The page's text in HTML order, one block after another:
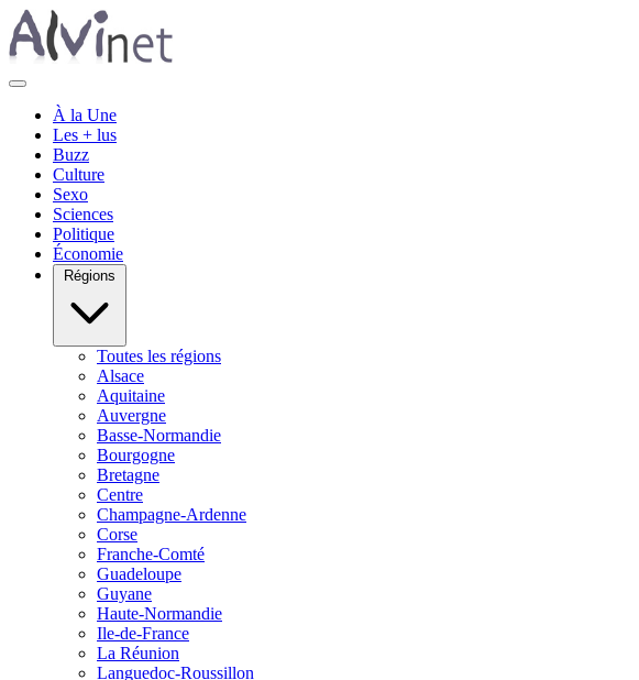
À la Une
Les + lus
Buzz
Culture
Sexo
Sciences
Politique
Économie
Régions
Toutes les régions
Alsace
Aquitaine
Auvergne
Basse-Normandie
Bourgogne
Bretagne
Centre
Champagne-Ardenne
Corse
Franche-Comté
Guadeloupe
Guyane
Haute-Normandie
Ile-de-France
La Réunion
Languedoc-Roussillon